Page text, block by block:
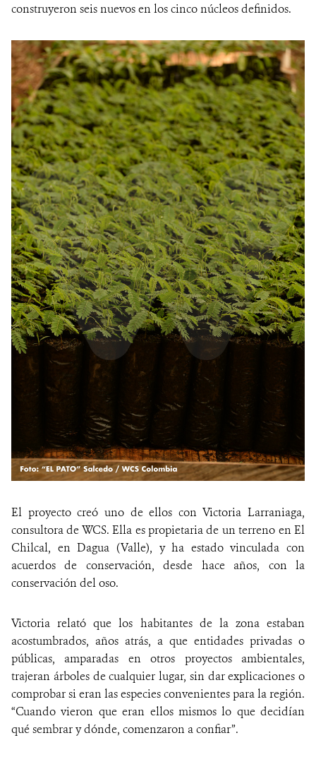
construyeron seis nuevos en los cinco núcleos definidos.
El proyecto creó uno de ellos con Victoria Larraniaga,
consultora de WCS. Ella es propietaria de un terreno en El
Chilcal, en Dagua (Valle), y ha estado vinculada con
acuerdos de conservación, desde hace años, con la
conservación del oso.
Victoria relató que los habitantes de la zona estaban
acostumbrados, años atrás, a que entidades privadas o
públicas, amparadas en otros proyectos ambientales,
trajeran árboles de cualquier lugar, sin dar explicaciones o
comprobar si eran las especies convenientes para la región.
“Cuando vieron que eran ellos mismos lo que decidían
qué sembrar y dónde, comenzaron a confiar”.